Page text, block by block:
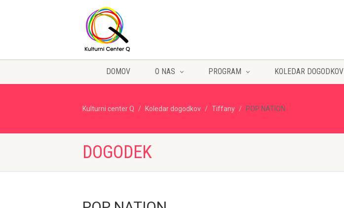
DOMOV O NAS PROGRAM KOLEDAR DOGODKOV
Kulturni center Q Koledar dogodkov Tiffany POP NATION
DOGODEK